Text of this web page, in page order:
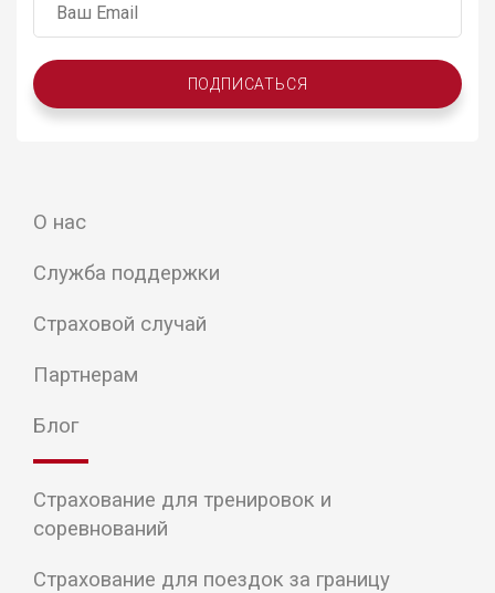
ПОДПИСАТЬСЯ
О нас
Служба поддержки
Страховой случай
Партнерам
Блог
Страхование для тренировок и
соревнований
Страхование для поездок за границу